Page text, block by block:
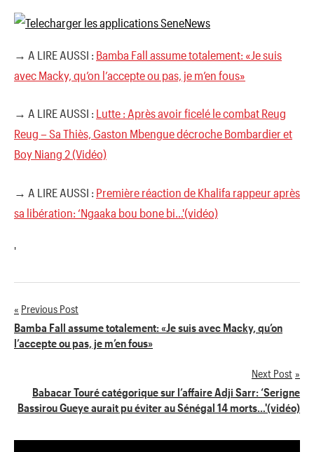
→ A LIRE AUSSI : Bamba Fall assume totalement: «Je suis
avec Macky, qu’on l’accepte ou pas, je m’en fous»
→ A LIRE AUSSI : Lutte : Après avoir ficelé le combat Reug
Reug – Sa Thiès, Gaston Mbengue décroche Bombardier et
Boy Niang 2 (Vidéo)
→ A LIRE AUSSI : Première réaction de Khalifa rappeur après
sa libération: ‘Ngaaka bou bone bi…'(vidéo)
'
Navigation
de
Previous Post
Bamba Fall assume totalement: «Je suis avec Macky, qu’on
l’accepte ou pas, je m’en fous»
Next Post
Babacar Touré catégorique sur l’affaire Adji Sarr: ‘Serigne
Bassirou Gueye aurait pu éviter au Sénégal 14 morts…'(vidéo)